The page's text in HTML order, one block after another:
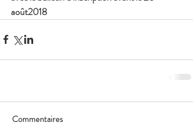
août2018
Commentaires